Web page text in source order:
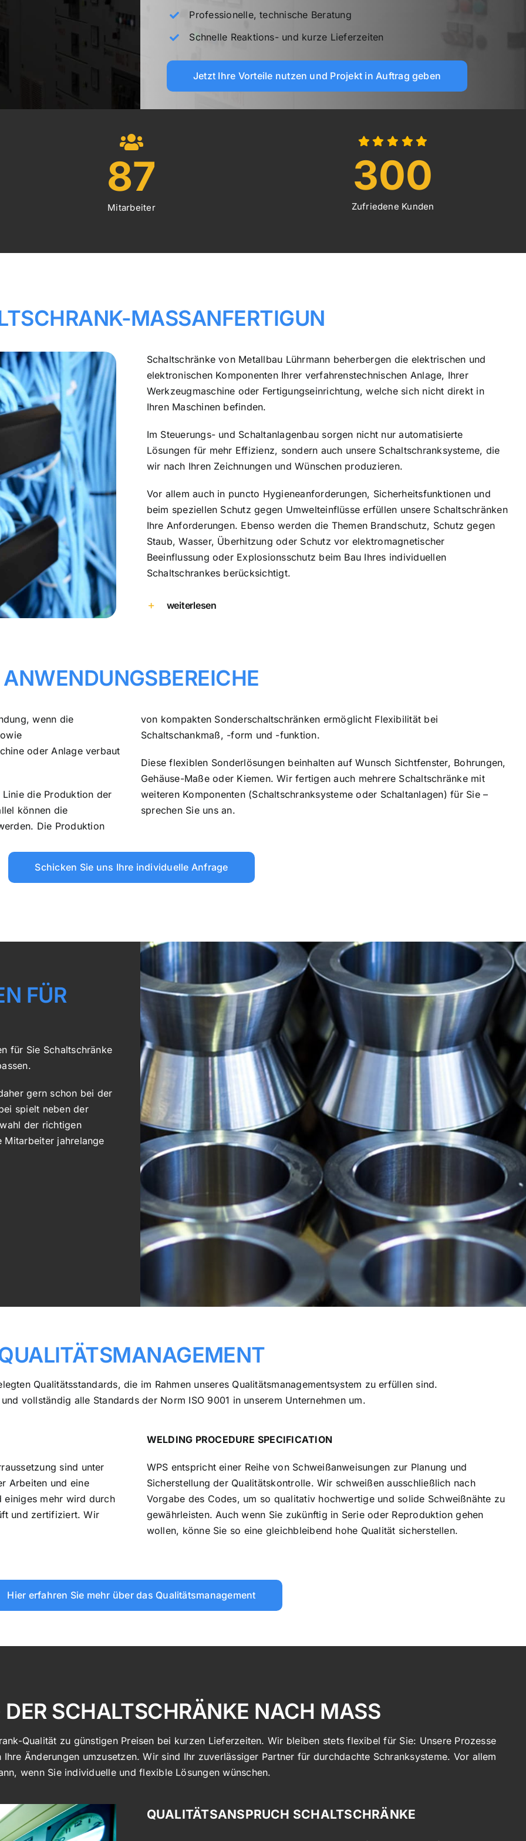
Professionelle, technische Beratung
Schnelle Reaktions- und kurze Lieferzeiten
Jetzt Ihre Vorteile nutzen und Projekt in Auftrag geben
87
Mitarbeiter
300
Zufriedene Kunden
MASSANFERTIGUN
Schaltschränke von Metallbau Lührmann beherbergen die elektrischen und
elektronischen Komponenten Ihrer verfahrenstechnischen Anlage, Ihrer
Werkzeugmaschine oder Fertigungseinrichtung, welche sich nicht direkt in
Ihren Maschinen befinden.
Im Steuerungs- und Schaltanlagenbau sorgen nicht nur automatisierte
Lösungen für mehr Effizienz, sondern auch unsere Schaltschranksysteme, die
wir nach Ihren Zeichnungen und Wünschen produzieren.
Vor allem auch in puncto Hygieneanforderungen, Sicherheitsfunktionen und
beim speziellen Schutz gegen Umwelteinflüsse erfüllen unsere Schaltschränken
Ihre Anforderungen. Ebenso werden die Themen Brandschutz, Schutz gegen
Staub, Wasser, Überhitzung oder Schutz vor elektromagnetischer
Beeinflussung oder Explosionsschutz beim Bau Ihres individuellen
Schaltschrankes berücksichtigt.
weiterlesen
ANWENDUNGS­BEREICHE
wenn die
oder Anlage verbaut
die Produktion der
können die
Die Produktion
von kompakten Sonderschaltschränken ermöglicht Flexibilität bei
Schaltschankmaß, -form und -funktion.
Diese flexiblen Sonderlösungen beinhalten auf Wunsch Sichtfenster, Bohrungen,
Gehäuse-Maße oder Kiemen. Wir fertigen auch mehrere Schaltschränke mit
weiteren Komponenten (Schaltschranksysteme oder Schaltanlagen) für Sie –
sprechen Sie uns an.
Schicken Sie uns Ihre individuelle Anfrage
FÜR
für Sie Schaltschränke
gern schon bei der
spielt neben der
der richtigen
Mitarbeiter jahrelange
Qualitätsstandards, die im Rahmen unseres Qualitätsmanagementsystem zu erfüllen sind.
vollständig alle Standards der Norm ISO 9001 in unserem Unternehmen um.
sind unter
Arbeiten und eine
einiges mehr wird durch
und zertifiziert. Wir
WELDING PROCEDURE SPECIFICATION
WPS entspricht einer Reihe von Schweißanweisungen zur Planung und
Sicherstellung der Qualitätskontrolle. Wir schweißen ausschließlich nach
Vorgabe des Codes, um so qualitativ hochwertige und solide Schweißnähte zu
gewährleisten. Auch wenn Sie zukünftig in Serie oder Reproduktion gehen
wollen, könne Sie so eine gleichbleibend hohe Qualität sicherstellen.
Hier erfahren Sie mehr über das Qualitätsmanagement
DER SCHALTSCHRÄNKE NACH MASS
Qualität zu günstigen Preisen bei kurzen Lieferzeiten. Wir bleiben stets flexibel für Sie: Unsere Prozesse
Änderungen umzusetzen. Wir sind Ihr zuverlässiger Partner für durchdachte Schranksysteme. Vor allem
wenn Sie individuelle und flexible Lösungen wünschen.
QUALITÄTSANSPRUCH SCHALTSCHRÄNKE